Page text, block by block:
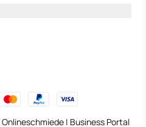
Onlineschmiede (öffnet in neuem
| Business Portal